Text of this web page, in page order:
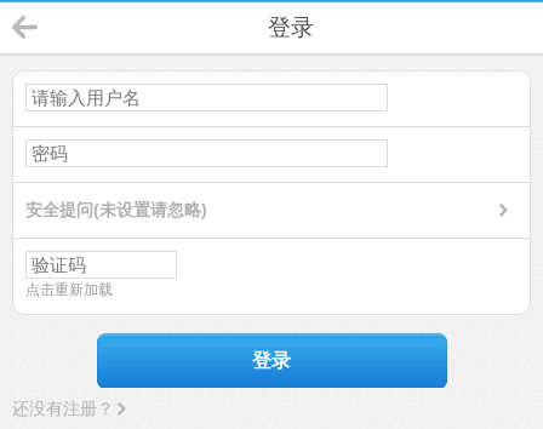
登录
安全提问(未设置请忽略)
点击重新加载
登录
还没有注册？